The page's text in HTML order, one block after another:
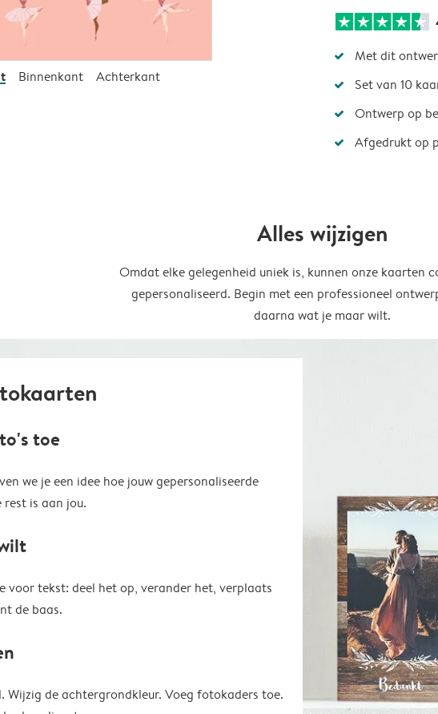
Binnenkant Achterkant
Met dit
Set van 10
Ontwerp op
Afgedrukt op
Alles wijzigen
Omdat elke gelegenheid uniek is, kunnen onze kaarten
gepersonaliseerd. Begin met een professioneel
daarna wat je maar wilt.
toe
we je een idee hoe jouw gepersonaliseerde
is aan jou.
voor tekst: deel het op, verander het, verplaats
de baas.
Wijzig de achtergrondkleur. Voeg fotokaders toe.